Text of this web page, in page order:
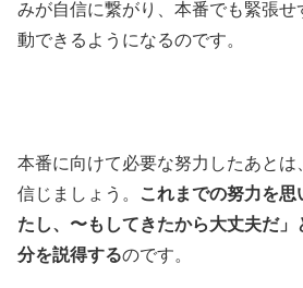
みが自信に繋がり、本番でも緊張
動できるようになるのです。
本番に向けて必要な努力したあと
信じましょう。
これまでの努力を
たし、〜もしてきたから大丈夫だ」
分を説得するのです。